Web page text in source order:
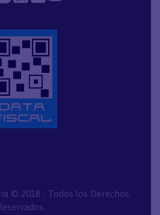
© 2018 - Todos los Derechos